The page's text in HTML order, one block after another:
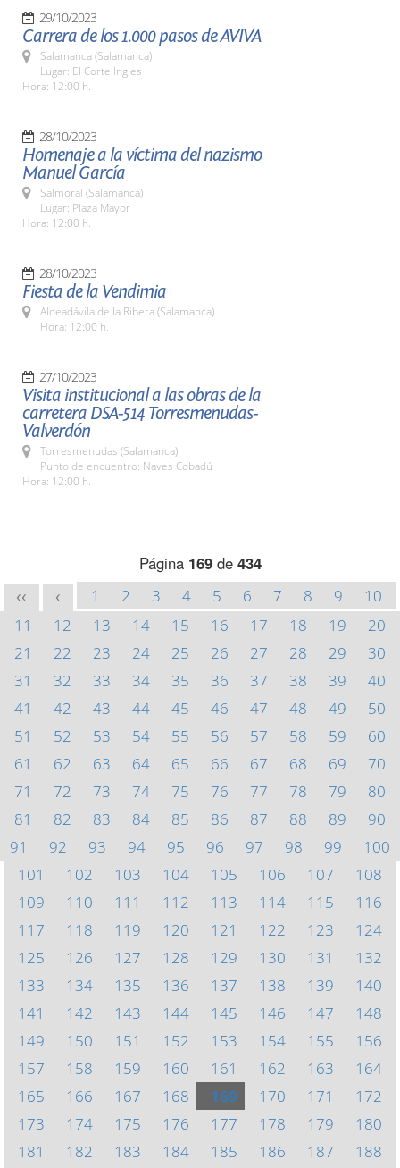
29/10/2023
Carrera de los 1.000 pasos de AVIVA
Salamanca (Salamanca)
Lugar: El Corte Ingles
Hora: 12:00 h.
28/10/2023
Homenaje a la víctima del nazismo
Manuel García
Salmoral (Salamanca)
Lugar: Plaza Mayor
Hora: 12:00 h.
28/10/2023
Fiesta de la Vendimia
Aldeadávila de la Ribera (Salamanca)
Hora: 12:00 h.
27/10/2023
Visita institucional a las obras de la
carretera DSA-514 Torresmenudas-
Valverdón
Torresmenudas (Salamanca)
Punto de encuentro: Naves Cobadú
Hora: 12:00 h.
Página 169de 434
<< < 1 2 3 4 5 6 7 8 9
10
11
12 13 14 15 16 17 18 19
20
21
22 23 24 25 26 27 28 29
30
31
32 33 34 35 36 37 38 39
40
41
42 43 44 45 46 47 48 49
50
51
52 53 54 55 56 57 58 59
60
61
62 63 64 65 66 67 68 69
70
71
72 73 74 75 76 77 78 79
80
81
82 83 84 85 86 87 88 89
90
91
92 93 94 95 96 97 98 99
100
101
102 103 104 105 106 107
108
109
110 111 112 113 114 115
116
117
118 119 120 121 122 123
124
125
126 127 128 129 130 131
132
133
134 135 136 137 138 139
140
141
142 143 144 145 146 147
148
149
150 151 152 153 154 155
156
157
158 159 160 161 162 163
164
165
166 167 168 169 170 171
172
173
174 175 176 177 178 179
180
181
182 183 184 185 186 187
188